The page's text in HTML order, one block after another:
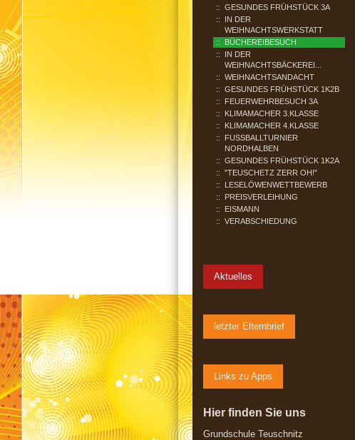
GESUNDES FRÜHSTÜCK 3A
IN DER
WEIHNACHTSWERKSTATT
BÜCHEREIBESUCH
IN DER
WEIHNACHTSBÄCKEREI...
WEIHNACHTSANDACHT
GESUNDES FRÜHSTÜCK 1K2B
FEUERWEHRBESUCH 3A
KLIMAMACHER 3.KLASSE
KLIMAMACHER 4.KLASSE
FUSSBALLTURNIER N
ORDHALBEN
GESUNDES FRÜHSTÜCK 1K2A
"TEUSCHETZ ZERR OH!"
LESELÖWENWETTBEWERB
PREISVERLEIHUNG
EISMANN
VERABSCHIEDUNG
Aktuelles
letzter Elternbrief
Links zu Apps
Hier finden Sie uns
Grundschule Teuschnitz